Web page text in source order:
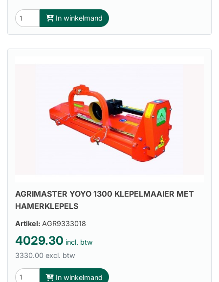
In winkelmand
AGRIMASTER YOYO 1300 KLEPELMAAIER MET
HAMERKLEPELS
Artikel: AGR9333018
4029.30 incl. btw
3330.00 excl. btw
In winkelmand